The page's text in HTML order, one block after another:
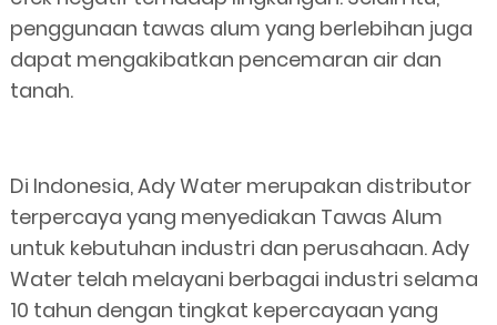
penggunaan tawas alum yang berlebihan juga
dapat mengakibatkan pencemaran air dan
tanah.
Di Indonesia, Ady Water merupakan distributor
terpercaya yang menyediakan Tawas Alum
untuk kebutuhan industri dan perusahaan. Ady
Water telah melayani berbagai industri selama
10 tahun dengan tingkat kepercayaan yang